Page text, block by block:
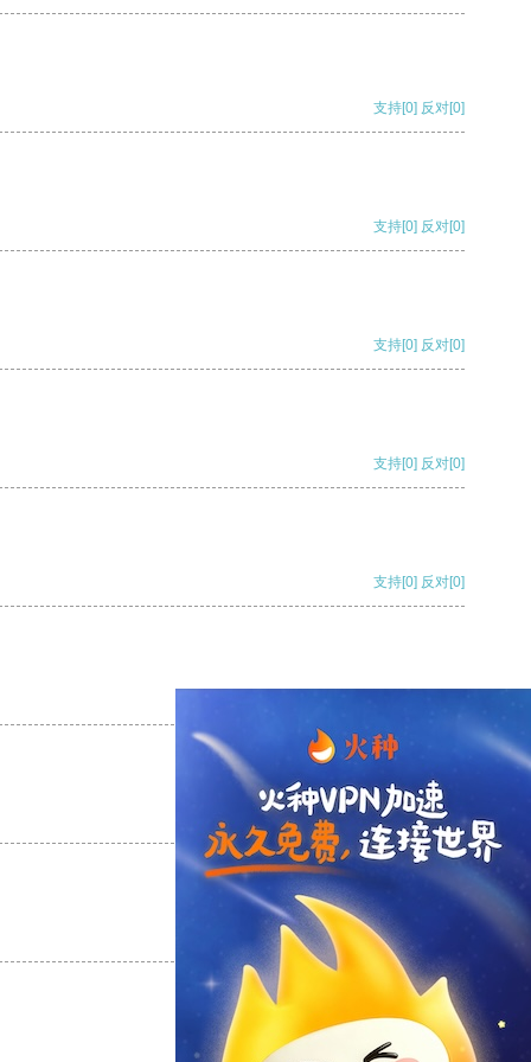
支持[0] 反对[0]
支持[0] 反对[0]
支持[0] 反对[0]
支持[0] 反对[0]
支持[0] 反对[0]
支持 [0] 反对 [0]
支持